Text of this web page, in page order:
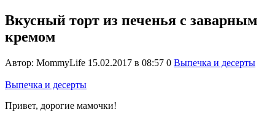
Вкусный торт из печенья с заварным
кремом
Автор: MommyLife 15.02.2017 в 08:57 0 Выпечка и десерты
Выпечка и десерты
Привет, дорогие мамочки!